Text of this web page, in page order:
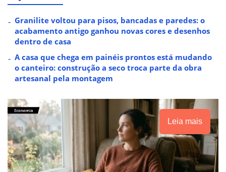
Granilite voltou para pisos, bancadas e paredes: o
acabamento antigo ganhou novas cores e desenhos
dentro de casa
A casa que chega em painéis prontos está mudando
o canteiro: construção a seco troca parte da obra
artesanal pela montagem
Leia mais